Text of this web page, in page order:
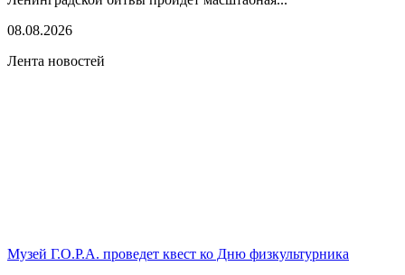
08.08.2026
Лента новостей
Музей Г.О.Р.А. проведет квест ко Дню физкультурника